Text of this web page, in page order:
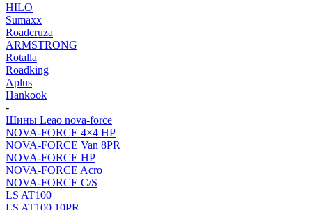
HILO
Sumaxx
Roadcruza
ARMSTRONG
Rotalla
Roadking
Aplus
Hankook
-
Шины Leao nova-force
NOVA-FORCE 4×4 HP
NOVA-FORCE Van 8PR
NOVA-FORCE HP
NOVA-FORCE Acro
NOVA-FORCE C/S
LS AT100
LS AT100 10PR